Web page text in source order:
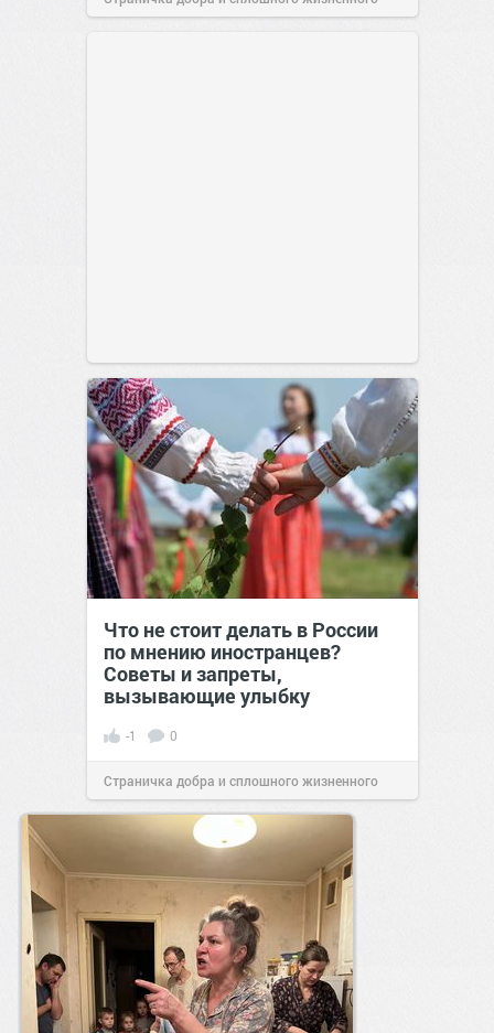
Что не стоит делать в России
по мнению иностранцев?
Советы и запреты,
вызывающие улыбку
-1 0
Страничка добра и сплошного жизненного
позитива!00:2907 авг 2026